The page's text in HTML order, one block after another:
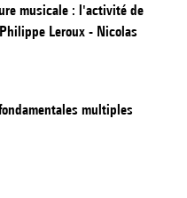
musicale : l'activité de
Leroux - Nicolas
multiples